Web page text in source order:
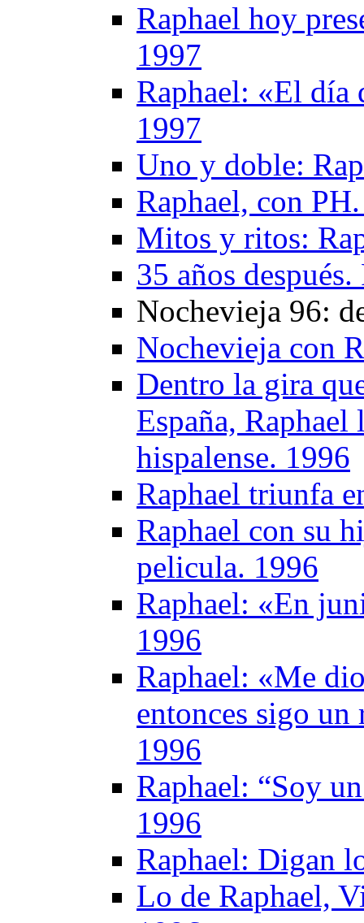
Raphael hoy
1997
Raphael: «El día
1997
Uno y doble:
Raphael, con
Mitos y ritos:
35 años
Nochevieja 96:
Nochevieja con
Dentro la gira
España,
hispalense. 1996
Raphael triunfa
Raphael con su
pelicula. 1996
Raphael: «En
1996
Raphael: «Me
entonces sigo un
1996
Raphael: “Soy
1996
Raphael: Digan
Lo de Raphael,